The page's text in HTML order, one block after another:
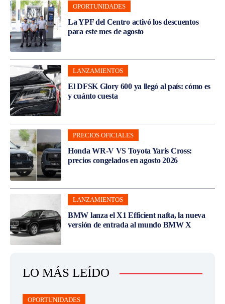
OPORTUNIDADES
La YPF del Centro activó los descuentos
para este mes de agosto
LANZAMIENTOS
El DFSK Glory 600 ya llegó al país: cómo es
y cuánto cuesta
PRECIOS OFICIALES
Honda WR-V VS Toyota Yaris Cross:
precios congelados en agosto 2026
LANZAMIENTOS
BMW lanza el X1 Efficient nafta, la nueva
versión de entrada al mundo BMW X
LO MÁS LEÍDO
OPORTUNIDADES